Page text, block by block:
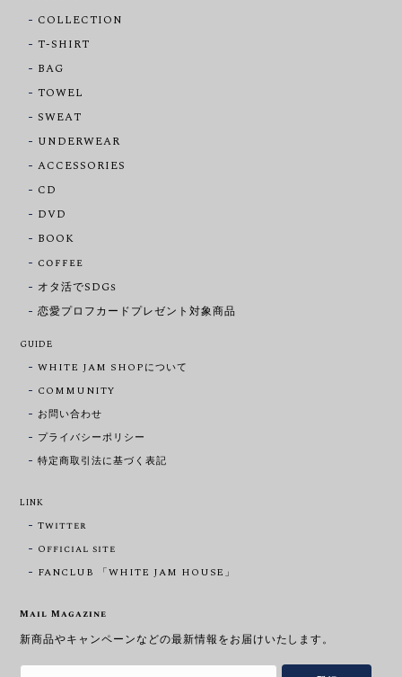
COLLECTION
T-SHIRT
BAG
TOWEL
SWEAT
UNDERWEAR
ACCESSORIES
CD
DVD
BOOK
coffee
オタ活でSDGs
恋愛プロフカードプレゼント対象商品
GUIDE
WHITE JAM SHOPについて
COMMUNITY
お問い合わせ
プライバシーポリシー
特定商取引法に基づく表記
LINK
Twitter
Official site
FANCLUB 「WHITE JAM HOUSE」
Mail Magazine
新商品やキャンペーンなどの最新情報をお届けいたします。